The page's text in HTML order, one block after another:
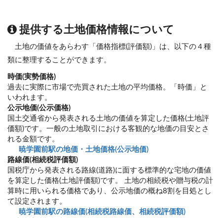
提供する土地価格情報について
土地の価値をあらわす「価格指標(評価額)」は、以下の４種
類に整理することができます。
時価(実勢価格)
過去に実際に市場で売買された土地の平均価格。「時価」と
いわれます。
公示地価(公示価格)
国土交通省から発表される土地の価値を算定した価格(土地評
価額)です。一般の土地取引における客観的な地価の目安とさ
れる金額です。
暁学園前駅の地価・土地価格(公示地価)
路線価(相続税評価額)
国税庁から発表される路線(道路)に面する標準的な宅地の価値
を算定した価格(土地評価額)です。 土地の相続税や贈与税の計
算時に用いられる価格であり、公示地価の概ね8割を目処とし
て設定されます。
暁学園前駅の路線価(相続税路線価、相続税評価額)